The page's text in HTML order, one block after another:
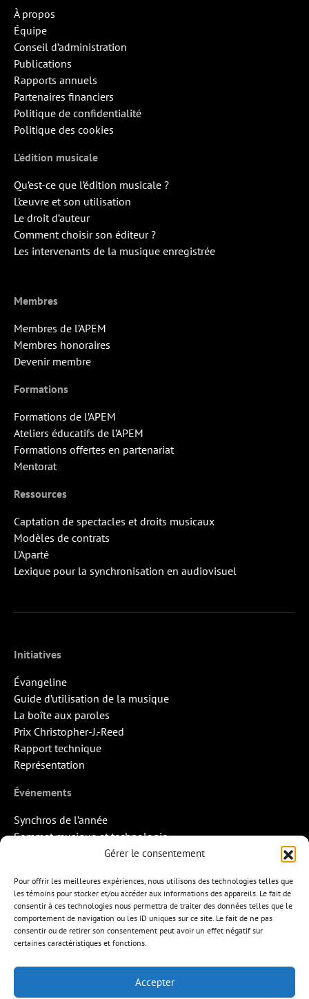
Gérer le consentement
Pour offrir les meilleures expériences, nous utilisons des technologies telles que
les témoins pour stocker et/ou accéder aux informations des appareils. Le fait de
consentir à ces technologies nous permettra de traiter des données telles que le
comportement de navigation ou les ID uniques sur ce site. Le fait de ne pas
consentir ou de retirer son consentement peut avoir un effet négatif sur
certaines caractéristiques et fonctions.
Accepter
À propos
Équipe
Conseil d’administration
Publications
Rapports annuels
Partenaires financiers
Politique de confidentialité
Politique des cookies
L’édition musicale
Qu’est-ce que l’édition musicale ?
L’œuvre et son utilisation
Le droit d’auteur
Comment choisir son éditeur ?
Les intervenants de la musique enregistrée
Membres
Membres de l’APEM
Membres honoraires
Devenir membre
Formations
Formations de l’APEM
Ateliers éducatifs de l’APEM
Formations offertes en partenariat
Mentorat
Ressources
Captation de spectacles et droits musicaux
Modèles de contrats
L’Aparté
Lexique pour la synchronisation en audiovisuel
Initiatives
Évangeline
Guide d’utilisation de la musique
La boîte aux paroles
Prix Christopher-J.-Reed
Rapport technique
Représentation
Événements
Synchros de l’année
Sommet musique et technologie
Quand la musique rencontre l’image
Missions d’export
Contact